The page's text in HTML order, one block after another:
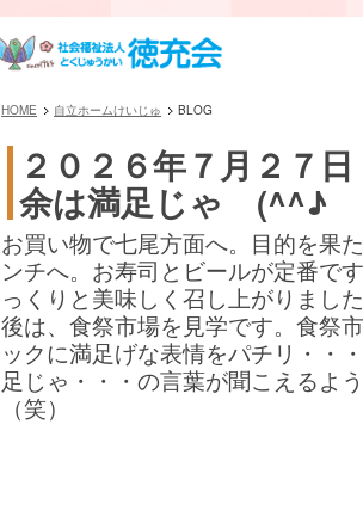
HOME 自立ホームけいじゅ BLOG
２０２６年７月２７日
余は満足じゃ (^^♪
お買い物で七尾方面へ。目的を果
ンチへ。お寿司とビールが定番で
っくりと美味しく召し上がりまし
後は、食祭市場を見学です。食祭
ックに満足げな表情をパチリ・・
足じゃ・・・の言葉が聞こえる
（笑）